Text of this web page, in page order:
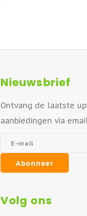
Nieuwsbrief
Ontvang de laatste
aanbiedingen via
Abonneer
Volg ons